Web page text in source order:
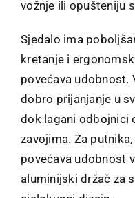
vožnje ili opušteniju
Sjedalo ima
kretanje i
povećava udobnost.
dobro prijanjanje u
dok lagani odbojnici
zavojima. Za
povećava udobnost
aluminijski držač za